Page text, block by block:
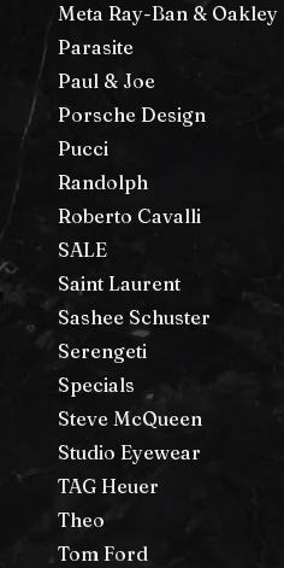
Meta Ray-Ban & Oakley
Parasite
Paul & Joe
Porsche Design
Pucci
Randolph
Roberto Cavalli
SALE
Saint Laurent
Sashee Schuster
Serengeti
Specials
Steve McQueen
Studio Eyewear
TAG Heuer
Theo
Tom Ford